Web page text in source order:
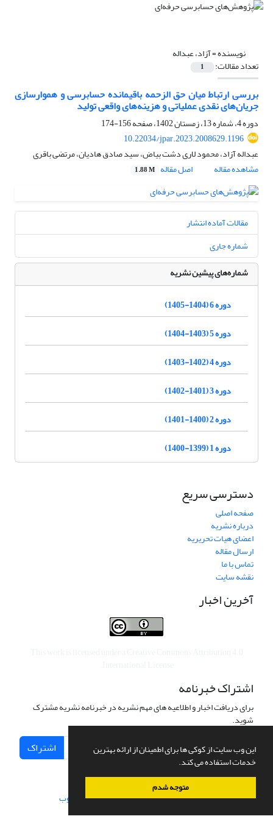
این وب سایت از کوکی ها برای اطمینان از ارائه بهترین
خدمات استفاده می کند.
متوجه شدم
نویسنده =آزاد، عبداله
تعداد مقالات: 1
بررسی ارتباط میان حق الزحمه باقیمانده حسابرسی و هموارسازی
جریان‌های نقدی عملیاتی و هزینه‌های واقعی تولید
دوره 4، شماره 13، زمستان 1402، صفحه
156-174
10.22034/jpar.2023.2008629.1196
عبداله آزاد، محمود لاری دشت بیاض، سید صادق هادیان، مرتضی باقری
مشاهده مقاله
اصل مقاله 1.88 M
مقالات آماده انتشار
شماره جاری
شماره‌های پیشین نشریه
دوره 6 (1404-1405)
دوره 5 (1403-1404)
دوره 4 (1402-1403)
دوره 3 (1401-1402)
دوره 2 (1400-1401)
دوره 1 (1399-1400)
دسترسی سریع
صفحه اصلی
درباره نشریه
اعضای هیات تحریریه
ارسال مقاله
تماس با ما
نقشه سایت
آخرین اخبار
اشتراک خبرنامه
برای دریافت اخبار و اطلاعیه های مهم نشریه در خبرنامه نشریه مشترک
شوید.
اشتراک
سامانه مدیریت نشریات علمی.طراحی و پیاده سازی از سیناوب